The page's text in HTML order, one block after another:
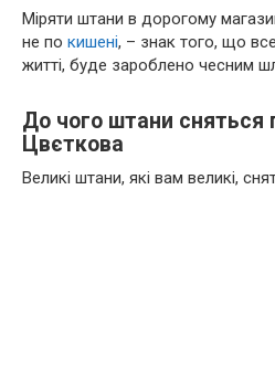
Міряти штани в дорогому
не по кишені, – знак того, що
житті, буде зароблено чесним
До чого штани сняться
Цвєткова
Великі штани, які вам великі,